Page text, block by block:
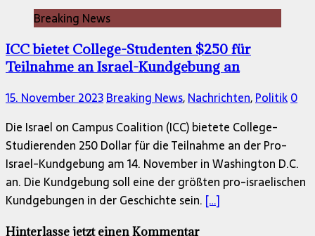
Breaking News
ICC bietet College-Studenten $250 für
Teilnahme an Israel-Kundgebung an
15. November 2023Breaking News,Nachrichten,Politik0
Die Israel on Campus Coalition (ICC) bietete College-
Studierenden 250 Dollar für die Teilnahme an der Pro-
Israel-Kundgebung am 14. November in Washington D.C.
an. Die Kundgebung soll eine der größten pro-israelischen
Kundgebungen in der Geschichte sein. […]
Hinterlasse jetzt einen Kommentar